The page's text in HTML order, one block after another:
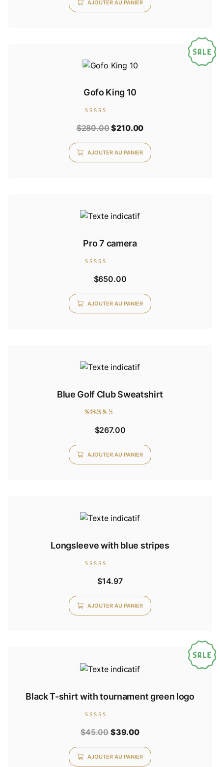
AJOUTER AU PANIER
Gofo King 10
0
5
$280.00Le
prix
initial
$210.00Le
prix
actuel
AJOUTER AU PANIER
Pro 7 camera
5
$650.00
AJOUTER AU PANIER
Blue Golf Club Sweatshirt
5.00
$267.00
AJOUTER AU PANIER
Longsleeve with blue stripes
5
$14.97
AJOUTER AU PANIER
Black T-shirt with tournament green logo
0
5
$45.00 Le
prix
initial
$39.00Le
prix
actuel
AJOUTER AU PANIER